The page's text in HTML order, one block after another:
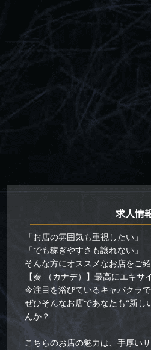
求人情
「お店の雰囲気も重視したい」
「でも稼ぎやすさも譲れない」
そんな方にオススメなお店をご紹
【奏 （カナデ）】最高にエキサ
今注目を浴びているキャバクラ
ぜひそんなお店であなたも“新し
んか？
こちらのお店の魅力は、手厚い